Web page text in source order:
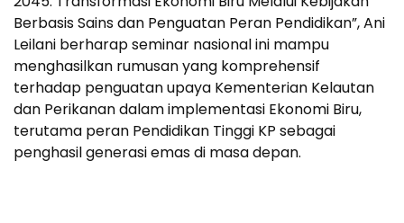
Berbasis Sains dan Penguatan Peran Pendidikan”, Ani
Leilani berharap seminar nasional ini mampu
menghasilkan rumusan yang komprehensif
terhadap penguatan upaya Kementerian Kelautan
dan Perikanan dalam implementasi Ekonomi Biru,
terutama peran Pendidikan Tinggi KP sebagai
penghasil generasi emas di masa depan.